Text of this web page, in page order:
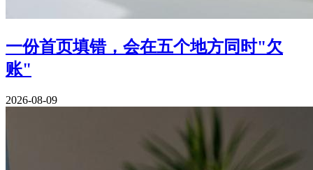
一份首页填错，会在五个地方同时"欠
账"
2026-08-09